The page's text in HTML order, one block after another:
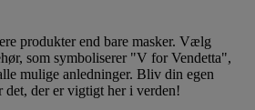
produkter end bare masker. Vælg
som symboliserer "V for Vendetta",
mulige anledninger. Bliv din egen
der er vigtigt her i verden!